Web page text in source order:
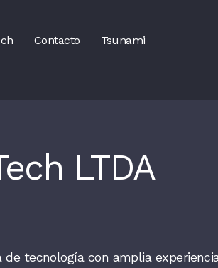
Contacto Tsunami
LTDA
de tecnología con amplia